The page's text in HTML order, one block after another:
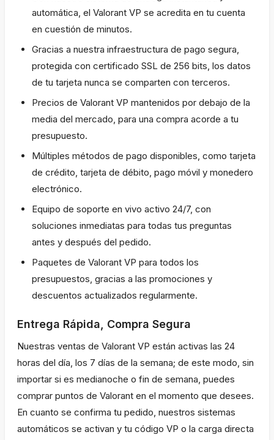
automática, el Valorant VP se acredita en tu cuenta
en cuestión de minutos.
Gracias a nuestra infraestructura de pago segura,
protegida con certificado SSL de 256 bits, los datos
de tu tarjeta nunca se comparten con terceros.
Precios de Valorant VP mantenidos por debajo de la
media del mercado, para una compra acorde a tu
presupuesto.
Múltiples métodos de pago disponibles, como tarjeta
de crédito, tarjeta de débito, pago móvil y monedero
electrónico.
Equipo de soporte en vivo activo 24/7, con
soluciones inmediatas para todas tus preguntas
antes y después del pedido.
Paquetes de Valorant VP para todos los
presupuestos, gracias a las promociones y
descuentos actualizados regularmente.
Entrega Rápida, Compra Segura
Nuestras ventas de Valorant VP están activas las 24
horas del día, los 7 días de la semana; de este modo, sin
importar si es medianoche o fin de semana, puedes
comprar puntos de Valorant en el momento que desees.
En cuanto se confirma tu pedido, nuestros sistemas
automáticos se activan y tu código VP o la carga directa